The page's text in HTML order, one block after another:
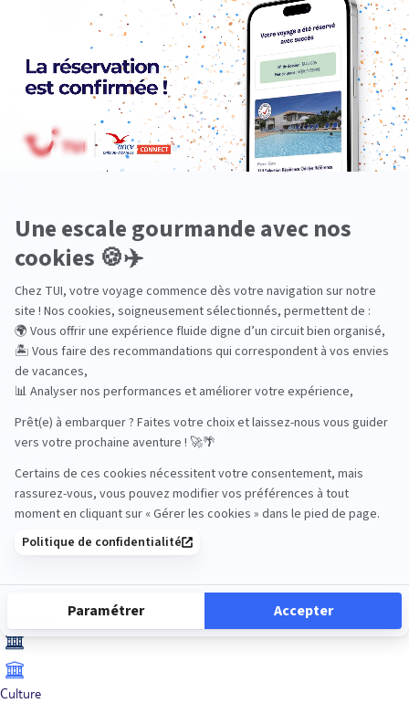
Océan Indien
Nos thématiques
Adult only
Aventure
Bien-être
City Trips
Culture